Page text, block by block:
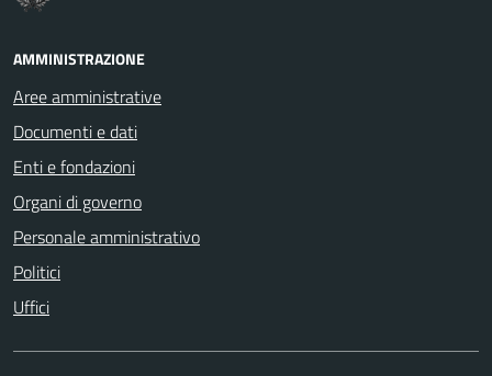
AMMINISTRAZIONE
Aree amministrative
Documenti e dati
Enti e fondazioni
Organi di governo
Personale amministrativo
Politici
Uffici